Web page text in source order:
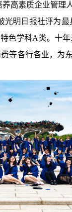
高素质企业管理
明日报社评为最
色学科A类。十
等各行各业，为